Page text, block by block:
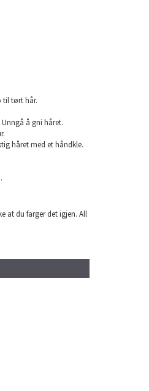
til tørt hår.
å gni håret.
håret med et håndkle.
at du farger det igjen. All